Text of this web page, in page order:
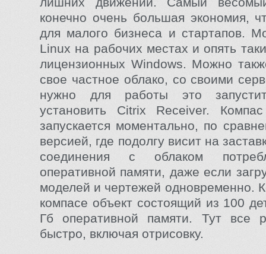
конечно очень большая экономия,
для малого бизнеса и стартапов.
Linux на рабочих местах и опять
лицензионных Windows. Можно
свое частное облако, со своими
нужно для работы это
установить Citrix Receiver.
запускается моментально, по
версией, где подолгу висит на
соединения с облаком
оперативной памяти, даже если
моделей и чертежей одновременно.
компасе объект состоящий из 100
Гб оперативной памяти. Тут все
быстро, включая отрисовку.